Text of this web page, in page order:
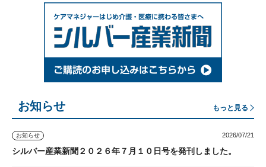
お知らせ もっと見る
お知らせ 2026/07/21
シルバー産業新聞２０２６年７月１０日号を発刊しました。